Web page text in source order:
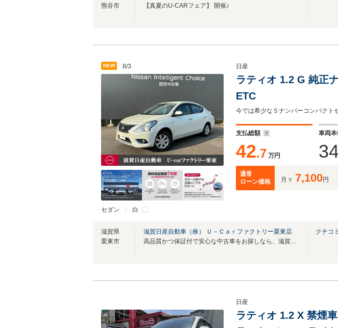
熊谷市
【真夏のU-CARフェア】 開催♪
NEW 8/3
セダン 白
日産
ラティオ 1.2 G 純正
ETC
支払総額
42.7 万円
車両
34
通常
ローン価格
月々 7,100円
滋賀県
栗東市
滋賀日産自動車（株） Ｕ－Ｃａｒファクトリー栗東店
高品質かつ保証付で安心な中古車をお探しなら、滋賀日産にお任せ下さい。
クチコ
日産
ラティオ 1.2 X 禁